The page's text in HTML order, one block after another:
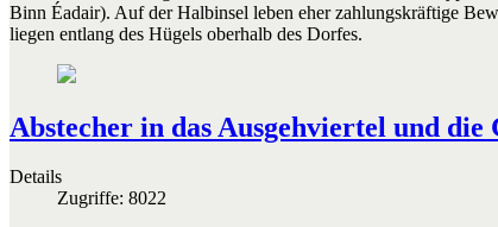
Binn Éadair). Auf der Halbinsel leben eher zahlungskräftige
liegen entlang des Hügels oberhalb des Dorfes.
Abstecher in das Ausgehviertel und die
Details
Zugriffe: 8022